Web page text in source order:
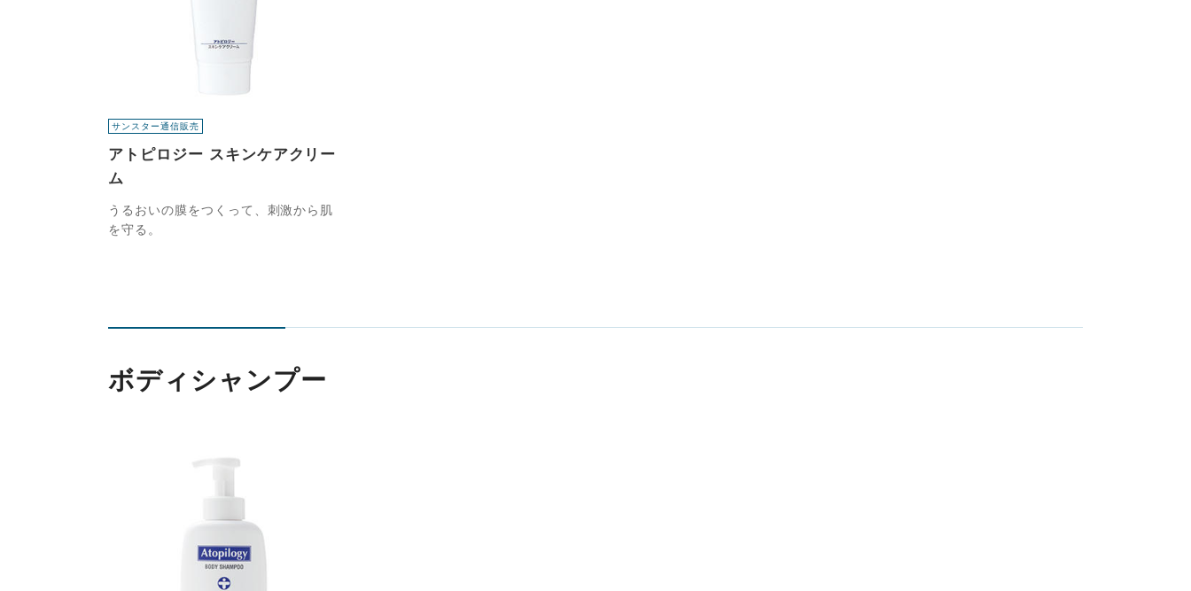
サンスター通信販売
アトピロジー スキンケアクリー
ム
うるおいの膜をつくって、刺激から肌
を守る。
ボディシャンプー